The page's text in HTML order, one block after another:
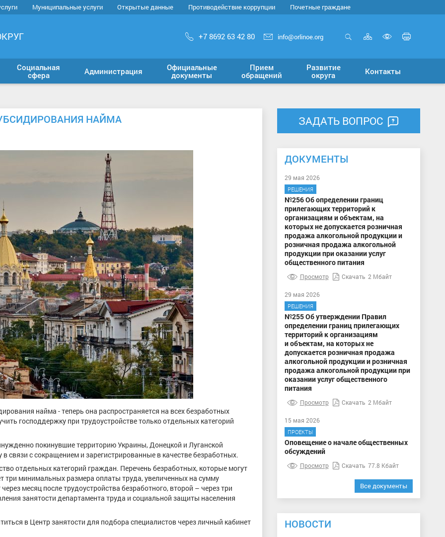
Муниципальные услуги Открытые данные Противодействие коррупции Почетные граждане
+7 8692 63 42 80 info@orlinoe.org Карта
сайта
версию
для
Социальная
сфера
Администрация
Официальные
документы
Прием
обращений
Развитие
округа
Контакты
НАЙМА
найма - теперь она распространяется на всех безработных
господдержку при трудоустройстве только отдельных категорий
покинувшие территорию Украины, Донецкой и Луганской
связи с сокращением и зарегистрированные в качестве безработных.
отдельных категорий граждан. Перечень безработных, которые могут
три минимальных размера оплаты труда, увеличенных на сумму
месяц после трудоустройства безработного, второй – через три
занятости департамента труда и социальной защиты населения
в Центр занятости для подбора специалистов через личный кабинет
ЗАДАТЬ ВОПРОС
ДОКУМЕНТЫ
29 мая 2026
РЕШЕНИЯ
№256 Об определении границ
прилегающих территорий к
организациям и объектам, на
которых не допускается розничная
продажа алкогольной продукции и
розничная продажа алкогольной
продукции при оказании услуг
общественного питания
Просмотр Скачать 2 Мбайт
29 мая 2026
РЕШЕНИЯ
№255 Об утверждении Правил
определении границ прилегающих
территорий к организациям
и объектам, на которых не
допускается розничная продажа
алкогольной продукции и розничная
продажа алкогольной продукции при
оказании услуг общественного
питания
Просмотр Скачать 2 Мбайт
15 мая 2026
ПРОЕКТЫ
Оповещение о начале общественных
обсуждений
Просмотр Скачать 77.8 Кбайт
Все документы
НОВОСТИ